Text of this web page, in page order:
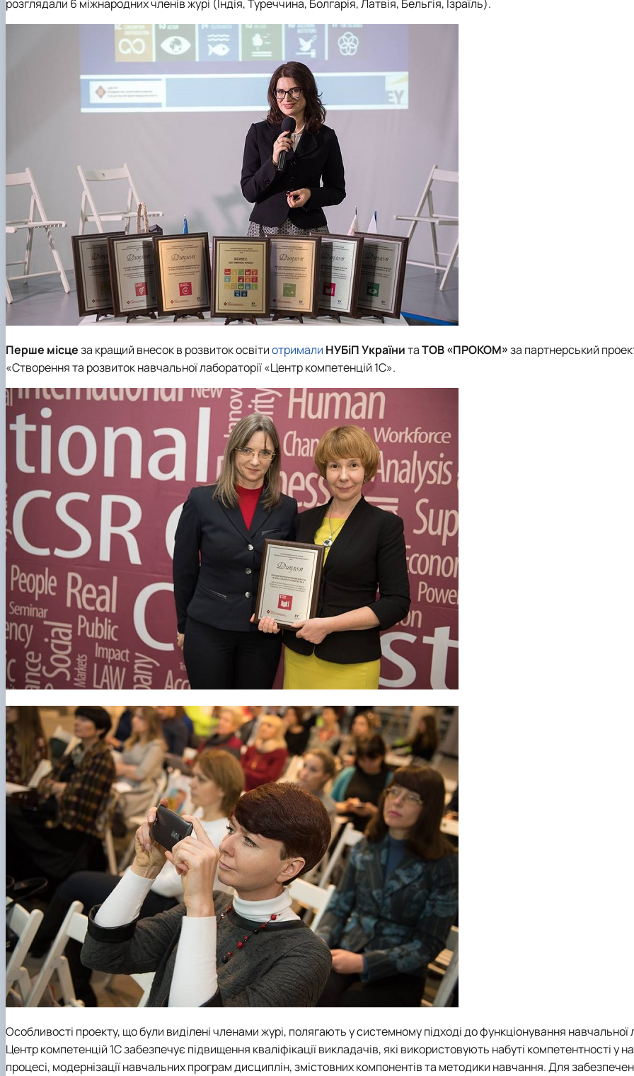
розглядали 6 міжнародних членів журі (Індія, Туреччина, Болгарія, Латвія, Бельгія, Ізраїль).
Перше місцеза кращий внесок в розвиток освітиотримали НУБіП УкраїнитаТОВ «ПРОКОМ»за партнерський
«Створення та розвиток навчальної лабораторії «Центр компетенцій 1С».
Особливості проекту, що були виділені членами журі, полягають у системному підході до функціонування навчальної
Центр компетенцій 1С забезпечує підвищення кваліфікації викладачів, які використовують набуті компетентності у
процесі, модернізації навчальних програм дисциплін, змістовних компонентів та методики навчання. Для